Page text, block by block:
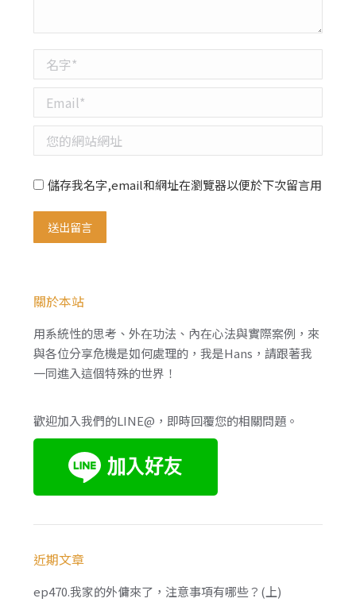
名字 *
Email *
您的網站網址
儲存我名字,email和網址在瀏覽器以便於下次留言用
送出留言
關於本站
用系統性的思考、外在功法、內在心法與實際案例，來
與各位分享危機是如何處理的，我是Hans，請跟著我
一同進入這個特殊的世界！
歡迎加入我們的LINE@，即時回覆您的相關問題。
近期文章
ep470.我家的外傭來了，注意事項有哪些？(上)